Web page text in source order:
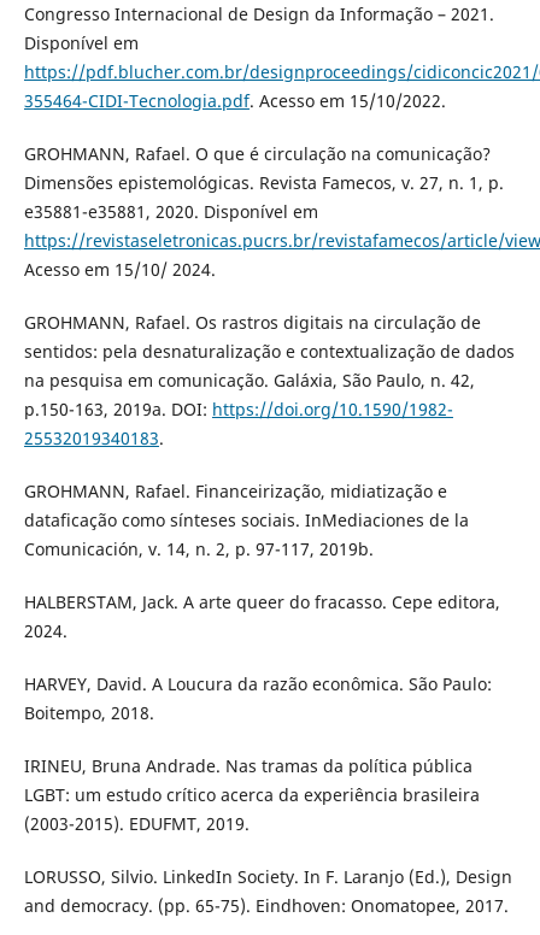
Congresso Internacional de Design da Informação – 2021.
Disponível em
https://pdf.blucher.com.br/designproceedings/
355464-CIDI-Tecnologia.pdf. Acesso em 15/10/2022.
GROHMANN, Rafael. O que é circulação na comunicação?
Dimensões epistemológicas. Revista Famecos, v. 27, n. 1, p.
e35881-e35881, 2020. Disponível em
https://revistaseletronicas.pucrs.br/revistafamecos/article/
Acesso em 15/10/ 2024.
GROHMANN, Rafael. Os rastros digitais na circulação de
sentidos: pela desnaturalização e contextualização de dados
na pesquisa em comunicação. Galáxia, São Paulo, n. 42,
p.150-163, 2019a. DOI: https://doi.org/10.1590/1982-
25532019340183.
GROHMANN, Rafael. Financeirização, midiatização e
dataficação como sínteses sociais. InMediaciones de la
Comunicación, v. 14, n. 2, p. 97-117, 2019b.
HALBERSTAM, Jack. A arte queer do fracasso. Cepe editora,
2024.
HARVEY, David. A Loucura da razão econômica. São Paulo:
Boitempo, 2018.
IRINEU, Bruna Andrade. Nas tramas da política pública
LGBT: um estudo crítico acerca da experiência brasileira
(2003-2015). EDUFMT, 2019.
LORUSSO, Silvio. LinkedIn Society. In F. Laranjo (Ed.), Design
and democracy. (pp. 65-75). Eindhoven: Onomatopee, 2017.